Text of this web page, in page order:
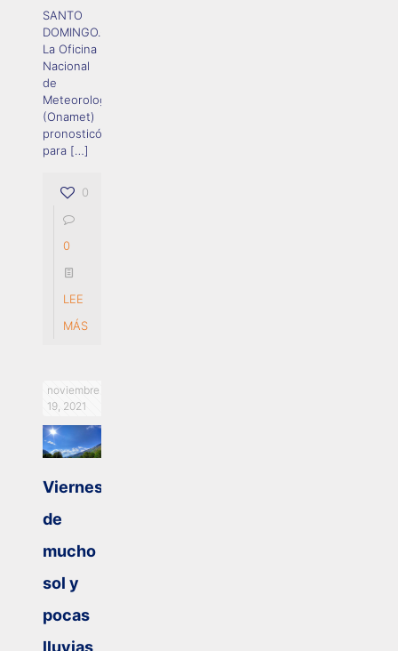
SANTO
DOMINGO.-
La Oficina
Nacional
de
Meteorología
(Onamet)
pronosticó
para […]
0
0
LEE
MÁS
noviembre
19, 2021
Viernes
de
mucho
sol y
pocas
lluvias